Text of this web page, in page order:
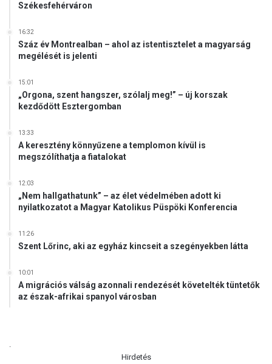
Székesfehérváron
16:32
Száz év Montrealban – ahol az istentisztelet a magyarság
megélését is jelenti
15:01
„Orgona, szent hangszer, szólalj meg!” – új korszak
kezdődött Esztergomban
13:33
A keresztény könnyűzene a templomon kívül is
megszólíthatja a fiatalokat
12:03
„Nem hallgathatunk” – az élet védelmében adott ki
nyilatkozatot a Magyar Katolikus Püspöki Konferencia
11:26
Szent Lőrinc, aki az egyház kincseit a szegényekben látta
10:01
A migrációs válság azonnali rendezését követelték tüntetők
az észak-afrikai spanyol városban
.
Hirdetés